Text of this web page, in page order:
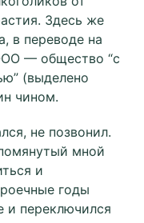
Здесь же
в переводе на
— общество “с
(выделено
чином.
не позвонил.
мной
и
годы
и переключился